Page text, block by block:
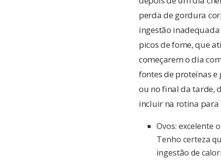
perda de gordura
ingestão
picos de fome, que
começarem o dia
fontes de proteínas
ou no final da tarde,
incluir na rotina para
Ovos: excelente
Tenho certeza
ingestão de